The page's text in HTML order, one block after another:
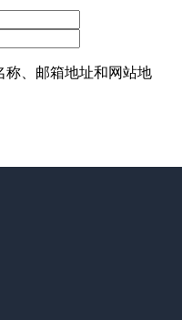
称、邮箱地址和网站地